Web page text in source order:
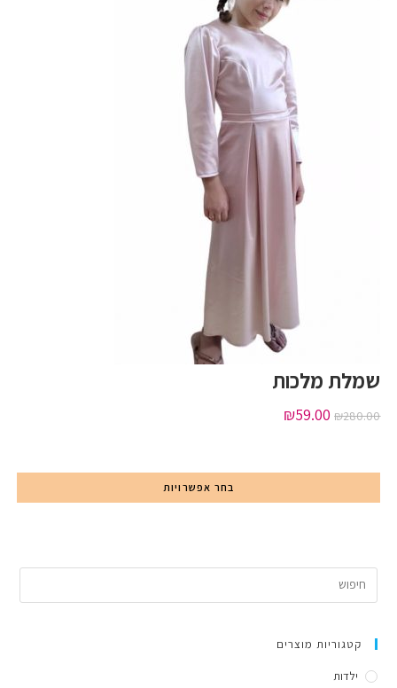
שמלת מלכות
₪280.00
₪59.00
בחר אפשרויות
קטגוריות מוצרים
ילדות